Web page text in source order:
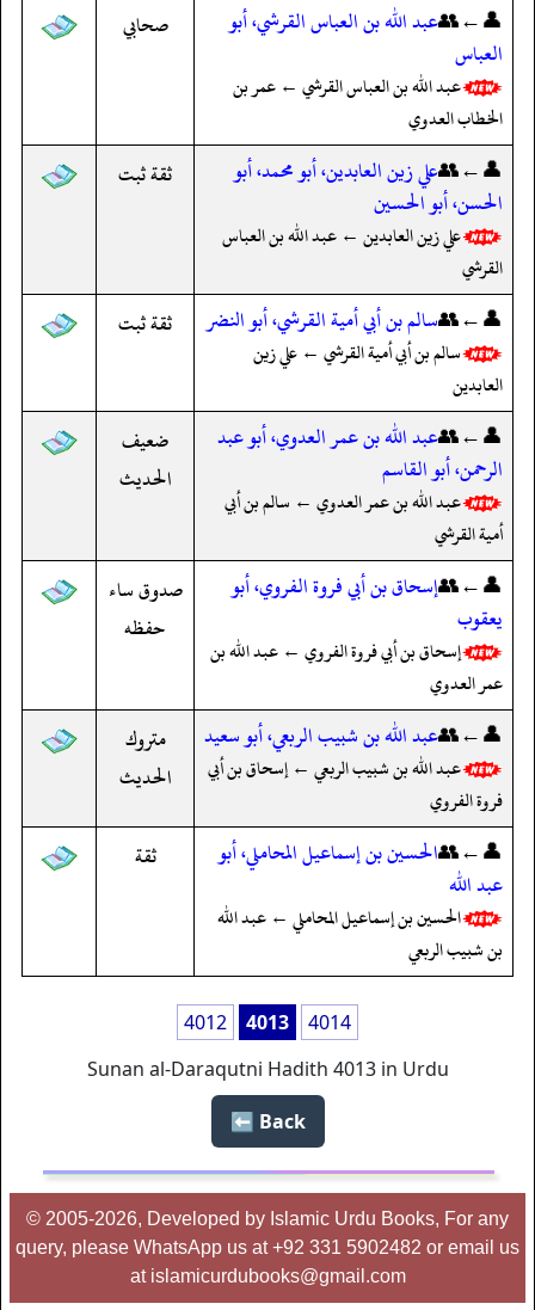
👤←👥عبد الله بن العباس القرشي، أبو
العباس
عبد الله بن العباس القرشي ← عمر بن
الخطاب العدوي
صحابي
👤←👥علي زين العابدين، أبو محمد، أبو
الحسن، أبو الحسين
علي زين العابدين ← عبد الله بن العباس
القرشي
ثقة ثبت
👤←👥سالم بن أبي أمية القرشي، أبو النضر
سالم بن أبي أمية القرشي ← علي زين
العابدين
ثقة ثبت
👤←👥عبد الله بن عمر العدوي، أبو عبد
الرحمن، أبو القاسم
عبد الله بن عمر العدوي ← سالم بن أبي
أمية القرشي
ضعيف
الحديث
👤←👥إسحاق بن أبي فروة الفروي، أبو
يعقوب
إسحاق بن أبي فروة الفروي ← عبد الله بن
عمر العدوي
صدوق ساء
حفظه
👤←👥عبد الله بن شبيب الربعي، أبو سعيد
عبد الله بن شبيب الربعي ← إسحاق بن أبي
فروة الفروي
متروك
الحديث
👤←👥الحسين بن إسماعيل المحاملي، أبو
عبد الله
الحسين بن إسماعيل المحاملي ← عبد الله
بن شبيب الربعي
ثقة
4012 4013
4014
Sunan al-Daraqutni Hadith 4013 in Urdu
Back ⬅️
© 2005-2026, Developed by Islamic Urdu Books, For any
query, please WhatsApp us at +92 331 5902482 or email us
at islamicurdubooks@gmail.com